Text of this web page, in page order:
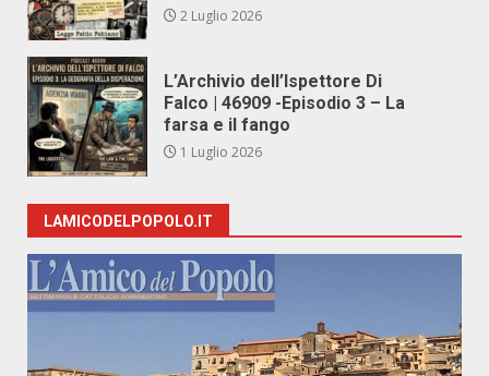
2 Luglio 2026
L’Archivio dell’Ispettore Di
Falco | 46909 -Episodio 3 – La
farsa e il fango
1 Luglio 2026
LAMICODELPOPOLO.IT